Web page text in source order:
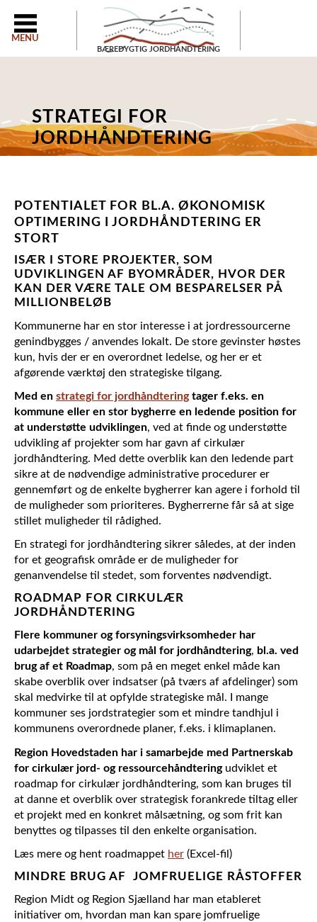
BÆREDYGTIG JORDHÅNDTERING
MENU
STRATEGI FOR
JORDHÅNDTERING
POTENTIALET FOR BL.A. ØKONOMISK
OPTIMERING I JORDHÅNDTERING ER
STORT
ISÆR I STORE PROJEKTER, SOM
UDVIKLINGEN AF BYOMRÅDER, HVOR DER
KAN DER VÆRE TALE OM BESPARELSER PÅ
MILLIONBELØB
Kommunerne har en stor interesse i at jordressourcerne
genindbygges / anvendes lokalt. De store gevinster høstes
kun, hvis der er en overordnet ledelse, og her er et
afgørende værktøj den strategiske tilgang.
Med en strategi for jordhåndteringtager f.eks. en
kommune eller en stor bygherre en ledende position for
at understøtte udviklingen, ved at finde og understøtte
udvikling af projekter som har gavn af cirkulær
jordhåndtering. Med dette overblik kan den ledende part
sikre at de nødvendige administrative procedurer er
gennemført og de enkelte bygherrer kan agere i forhold til
de muligheder som prioriteres. Bygherrerne får så at sige
stillet muligheder til rådighed.
En strategi for jordhåndtering sikrer således, at der inden
for et geografisk område er de muligheder for
genanvendelse til stedet, som forventes nødvendigt.
ROADMAP FOR CIRKULÆR
JORDHÅNDTERING
Flere kommuner og forsyningsvirksomheder har
udarbejdet strategier og mål for jordhåndtering, bl.a. ved
brug af et Roadmap, som på en meget enkel måde kan
skabe overblik over indsatser (på tværs af afdelinger) som
skal medvirke til at opfylde strategiske mål. I mange
kommuner ses jordstrategier som et mindre tandhjul i
kommunens overordnede planer, f.eks. i klimaplanen.
​Region Hovedstaden har i samarbejde med Partnerskab
for cirkulær jord- og ressourcehåndteringudviklet et
roadmap for cirkulær jordhåndtering, som kan bruges til
at danne et overblik over strategisk forankrede tiltag eller
et projekt med en konkret målsætning, og som frit kan
benyttes og tilpasses til den enkelte organisation.
Læs mere og hent roadmappet her (Excel-fil)
MINDRE BRUG AF JOMFRUELIGE RÅSTOFFER
Region Midt og Region Sjælland har man etableret
initiativer om, hvordan man kan spare jomfruelige